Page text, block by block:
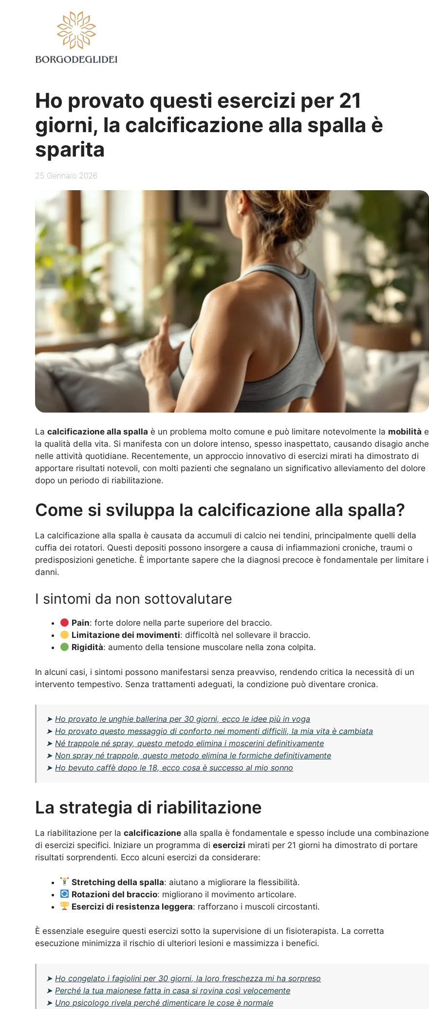
Ho provato questi esercizi per 21
giorni, la calcificazione alla spalla è
sparita
25 Gennaio 2026
La calcificazione alla spalla è un problema molto comune e può limitare notevolmente la mobilità e
la qualità della vita. Si manifesta con un dolore intenso, spesso inaspettato, causando disagio anche
nelle attività quotidiane. Recentemente, un approccio innovativo di esercizi mirati ha dimostrato di
apportare risultati notevoli, con molti pazienti che segnalano un significativo alleviamento del dolore
dopo un periodo di riabilitazione.
Come si sviluppa la calcificazione alla spalla?
La calcificazione alla spalla è causata da accumuli di calcio nei tendini, principalmente quelli della
cuffia dei rotatori. Questi depositi possono insorgere a causa di infiammazioni croniche, traumi o
predisposizioni genetiche. È importante sapere che la diagnosi precoce è fondamentale per limitare i
danni.
I sintomi da non sottovalutare
Pain: forte dolore nella parte superiore del braccio.
Limitazione dei movimenti: difficoltà nel sollevare il braccio.
Rigidità: aumento della tensione muscolare nella zona colpita.
In alcuni casi, i sintomi possono manifestarsi senza preavviso, rendendo critica la necessità di un
intervento tempestivo. Senza trattamenti adeguati, la condizione può diventare cronica.
➤Ho provato le unghie ballerina per 30 giorni, ecco le idee più in voga
➤Ho provato questo messaggio di conforto nei momenti difficili, la mia vita è cambiata
➤Né trappole né spray, questo metodo elimina i moscerini definitivamente
➤Non spray né trappole, questo metodo elimina le formiche definitivamente
➤Ho bevuto caffè dopo le 18, ecco cosa è successo al mio sonno
La strategia di riabilitazione
La riabilitazione per la calcificazione alla spalla è fondamentale e spesso include una combinazione
di esercizi specifici. Iniziare un programma di esercizi mirati per 21 giorni ha dimostrato di portare
risultati sorprendenti. Ecco alcuni esercizi da considerare:
Stretching della spalla: aiutano a migliorare la flessibilità.
Rotazioni del braccio: migliorano il movimento articolare.
Esercizi di resistenza leggera: rafforzano i muscoli circostanti.
È essenziale eseguire questi esercizi sotto la supervisione di un fisioterapista. La corretta
esecuzione minimizza il rischio di ulteriori lesioni e massimizza i benefici.
➤ Ho congelato i fagiolini per 30 giorni, la loro freschezza mi ha sorpreso
➤ Perché la tua maionese fatta in casa si rovina così velocemente
➤ Uno psicologo rivela perché dimenticare le cose è normale